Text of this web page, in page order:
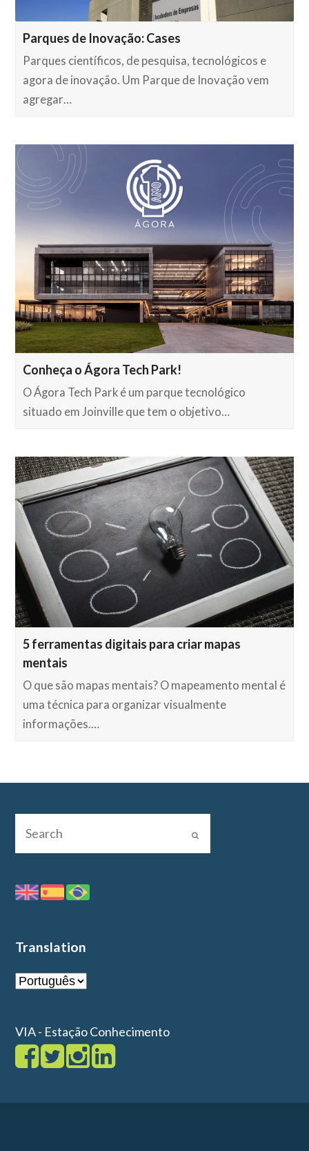
Parques de Inovação: Cases
Parques científicos, de pesquisa, tecnológicos e
agora de inovação. Um Parque de Inovação vem
agregar…
Conheça o Ágora Tech Park!
O Ágora Tech Park é um parque tecnológico
situado em Joinville que tem o objetivo…
5 ferramentas digitais para criar mapas
mentais
O que são mapas mentais? O mapeamento mental é
uma técnica para organizar visualmente
informações.…
Translation
VIA - Estação Conhecimento